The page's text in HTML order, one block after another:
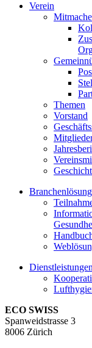
Verein
Themen
Vorstand
Branchenlösung
Dienstleistungen
ECO SWISS
Spanweidstrasse 3
8006 Zürich